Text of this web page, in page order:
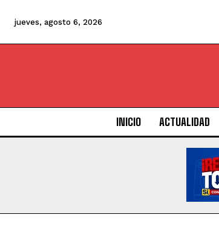
jueves, agosto 6, 2026
INICIO ACTUALIDAD